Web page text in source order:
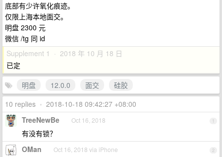
底部有少许氧化痕迹。
仅限上海本地面交。
明盘 2300 元
微信 /tg 同 id
Supplement 1 · 2018 年 10 月 18 日
已定
明盘
12.0.0 面交
硅胶
10 replies • 2018-10-18 09:42:27 +08:00
1
TreeNewBe Oct 16, 2018
有没有锁？
2
OMan Oct 16, 2018 via iPhone